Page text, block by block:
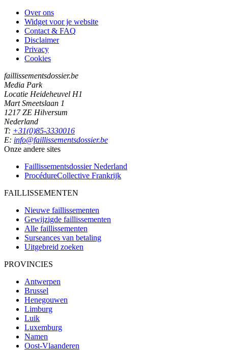
Over ons
Widget voor je website
Contact & FAQ
Disclaimer
Privacy
Cookies
faillissementsdossier.be
Media Park
Locatie Heideheuvel H1
Mart Smeetslaan 1
1217 ZE Hilversum
Nederland
T: +31(0)85-3330016
E: info@faillissementsdossier.be
Onze andere sites
Faillissementsdossier Nederland
ProcédureCollective Frankrijk
FAILLISSEMENTEN
Nieuwe faillissementen
Gewijzigde faillissementen
Alle faillissementen
Surseances van betaling
Uitgebreid zoeken
PROVINCIES
Antwerpen
Brussel
Henegouwen
Limburg
Luik
Luxemburg
Namen
Oost-Vlaanderen